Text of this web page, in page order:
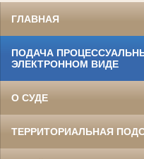
ГЛАВНАЯ
ПОДАЧА
ЭЛЕКТРОННОМ ВИДЕ
О СУДЕ
ТЕРРИТОРИАЛЬНАЯ